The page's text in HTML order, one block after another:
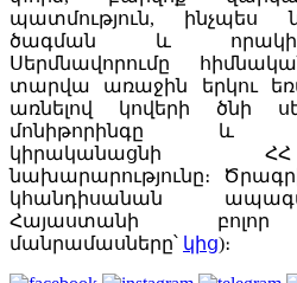
պատմություն, ինչպես
ծագման և որակի
Սերմնավորումը
տարվա առաջին երկու
առնելով կովերի ծնի
մոնիթորինգը և
կիրականացնի ՀՀ
նախարարությունը։
կհանդիսանան
Հայաստանի բոլոր
մանրամասները՝ կից)։